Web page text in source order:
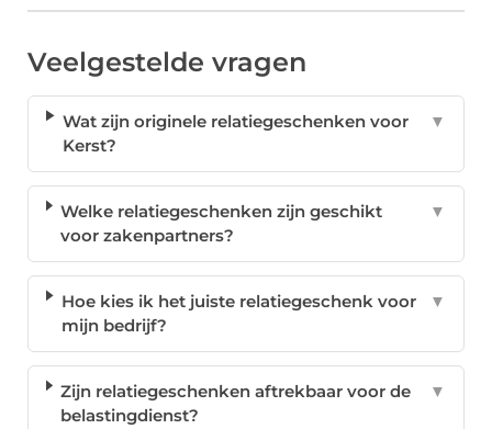
Veelgestelde vragen
Wat zijn originele relatiegeschenken voor
Kerst?
▼
Welke relatiegeschenken zijn geschikt
voor zakenpartners?
▼
Hoe kies ik het juiste relatiegeschenk voor
mijn bedrijf?
▼
Zijn relatiegeschenken aftrekbaar voor de
belastingdienst?
▼